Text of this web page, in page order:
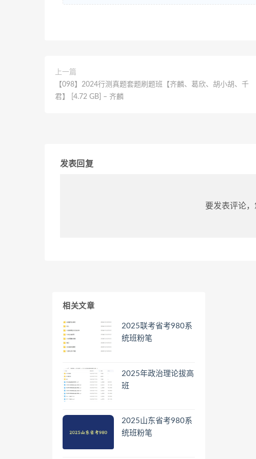
上一篇
【098】2024行测真题套题刷题班【齐麟、葛欣、胡小胡、千
君】 [4.72 GB] – 齐麟
发表回复
要发表评论
相关文章
2025联考省考980系
统班粉笔
2025年政治理论拔高
班
2025山东省考980系
统班粉笔